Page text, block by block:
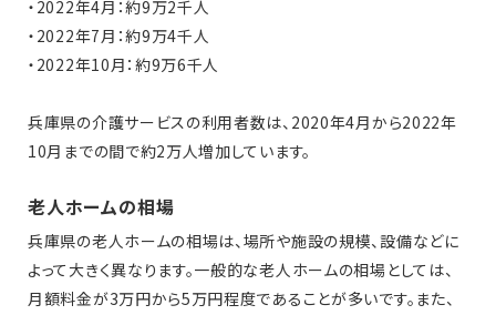
・2022年4月：約9万2千人
・2022年7月：約9万4千人
・2022年10月：約9万6千人
兵庫県の介護サービスの利用者数は、2020年4月から2022年
10月までの間で約2万人増加しています。
老人ホームの相場
兵庫県の老人ホームの相場は、場所や施設の規模、設備などに
よって大きく異なります。一般的な老人ホームの相場としては、
月額料金が3万円から5万円程度であることが多いです。また、